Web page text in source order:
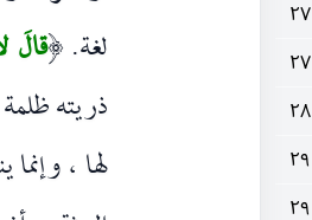
٢٧
٢٧
٢٨
٢٩
٢٩
لغة. (قالَ
ذريته ظلمة
لها ،